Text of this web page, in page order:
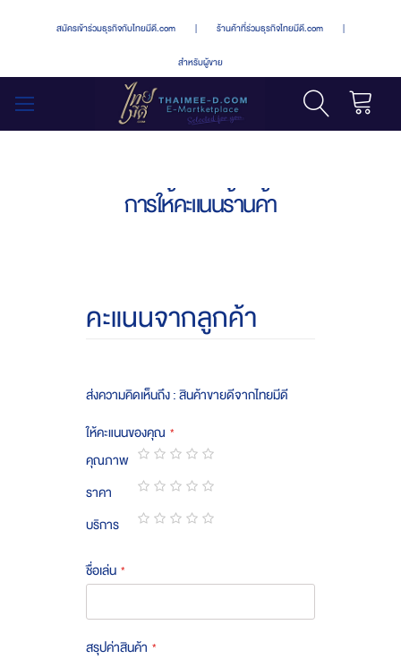
สมัครเข้าร่วมธุรกิจกับไทยมีดี.com | ร้านค้าที่ร่วมธุรกิจไทยมีดี.com |
สำหรับผู้ขาย
การให้คะแนนร้านค้า
คะแนนจากลูกค้า
ส่งความคิดเห็นถึง : สินค้าขายดีจากไทยมีดี
ให้คะแนนของคุณ
คุณภาพ
1
star
2
stars
3
stars
4
stars
5
stars
ราคา
1
star
2
stars
3
stars
4
stars
5
stars
บริการ
ชื่อเล่น
สรุปค่าสินค้า